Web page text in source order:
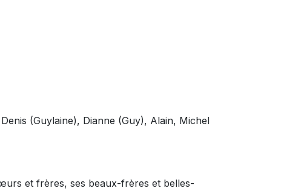
(Guylaine), Dianne (Guy), Alain, Michel
et frères, ses beaux-frères et belles-